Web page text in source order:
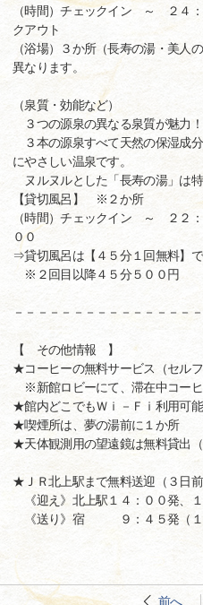
（時間）チェックイン ～ ２
クアウト
（浴場）３か所（長寿の湯・美
異なります。
（泉質・効能など）
３つの源泉の異なる泉質が魅力！
３本の源泉すべて天然の保湿成
にやさしい温泉です。
ヌルヌルとした「長寿の湯」は特
【貸切風呂】 ※２か所
（時間）チェックイン ～ ２
００
⇒貸切風呂は【４５分１回無料】
※２回目以降４５分５００円
－－－－－－－－－－－－－－－
【 その他情報 】
★コーヒーの無料サービス（セルフ
※新館ロビーにて、滞在中コー
★館内どこでもＷｉ－Ｆｉ利用可能
★喫煙所は、夢の湯前に１か所
★天体観測用の望遠鏡は無料貸出（
★ＪＲ北上駅まで無料送迎（３日前
《迎え》北上駅１４：００発、１
《送り》宿 ９：４５発（１
前へ